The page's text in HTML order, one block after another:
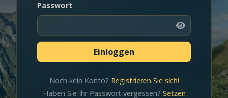
Passwort
Noch kein Konto? Registrieren Sie sich!
Haben Sie Ihr Passwort vergessen? Setzen